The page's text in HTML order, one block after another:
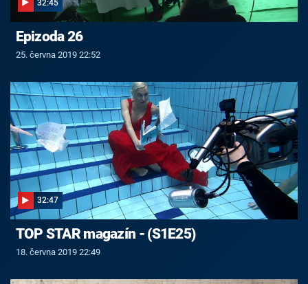
32:45
Epizoda 26
25. června 2019 22:52
32:47
TOP STAR magazín - (S1E25)
18. června 2019 22:49